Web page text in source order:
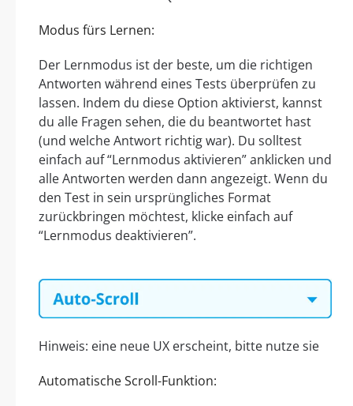
Modus fürs Lernen:
Der Lernmodus ist der beste, um die richtigen
Antworten während eines Tests überprüfen zu
lassen. Indem du diese Option aktivierst, kannst
du alle Fragen sehen, die du beantwortet hast
(und welche Antwort richtig war). Du solltest
einfach auf “Lernmodus aktivieren” anklicken und
alle Antworten werden dann angezeigt. Wenn du
den Test in sein ursprüngliches Format
zurückbringen möchtest, klicke einfach auf
“Lernmodus deaktivieren”.
Hinweis: eine neue UX erscheint, bitte nutze sie
Automatische Scroll-Funktion: